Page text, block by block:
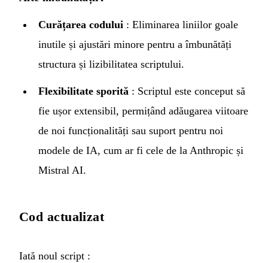
Curățarea codului : Eliminarea liniilor goale
inutile și ajustări minore pentru a îmbunătăți
structura și lizibilitatea scriptului.
Flexibilitate sporită : Scriptul este conceput să
fie ușor extensibil, permițând adăugarea viitoare
de noi funcționalități sau suport pentru noi
modele de IA, cum ar fi cele de la Anthropic și
Mistral AI.
Cod actualizat
Iată noul script :